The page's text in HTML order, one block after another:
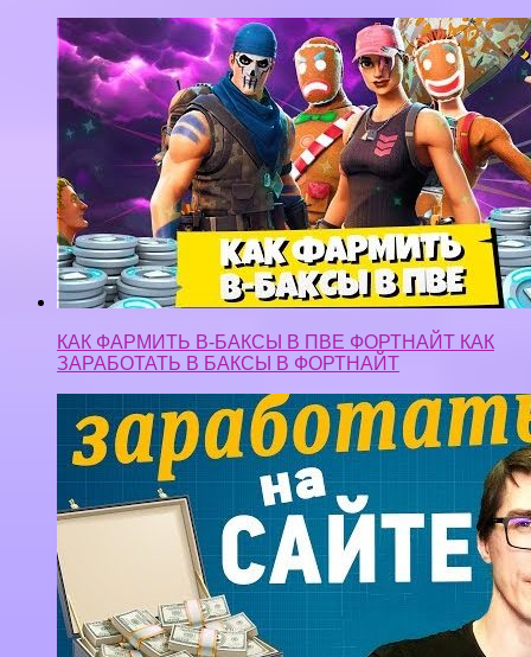
КАК ФАРМИТЬ В-БАКСЫ В ПВЕ ФОРТНАЙТ КАК
ЗАРАБОТАТЬ В БАКСЫ В ФОРТНАЙТ